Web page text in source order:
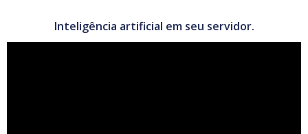
Inteligência artificial em seu servidor.